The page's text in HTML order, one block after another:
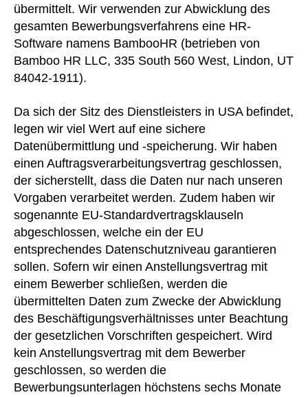
übermittelt. Wir verwenden zur Abwicklung des
gesamten Bewerbungsverfahrens eine HR-
Software namens BambooHR (betrieben von
Bamboo HR LLC, 335 South 560 West, Lindon, UT
84042-1911).
Da sich der Sitz des Dienstleisters in USA befindet,
legen wir viel Wert auf eine sichere
Datenübermittlung und -speicherung. Wir haben
einen Auftragsverarbeitungsvertrag geschlossen,
der sicherstellt, dass die Daten nur nach unseren
Vorgaben verarbeitet werden. Zudem haben wir
sogenannte EU-Standardvertragsklauseln
abgeschlossen, welche ein der EU
entsprechendes Datenschutzniveau garantieren
sollen. Sofern wir einen Anstellungsvertrag mit
einem Bewerber schließen, werden die
übermittelten Daten zum Zwecke der Abwicklung
des Beschäftigungsverhältnisses unter Beachtung
der gesetzlichen Vorschriften gespeichert. Wird
kein Anstellungsvertrag mit dem Bewerber
geschlossen, so werden die
Bewerbungsunterlagen höchstens sechs Monate